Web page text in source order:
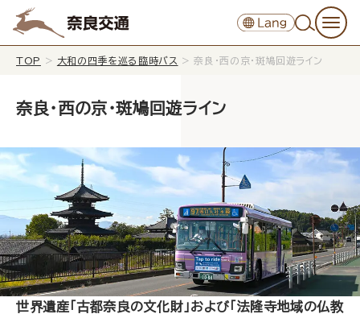
TOP > 大和の四季を巡る臨時バス >奈良・西の京・斑鳩回遊ライン
奈良・西の京・斑鳩回遊ライン
世界遺産「古都奈良の文化財」および「法隆寺地域の仏教